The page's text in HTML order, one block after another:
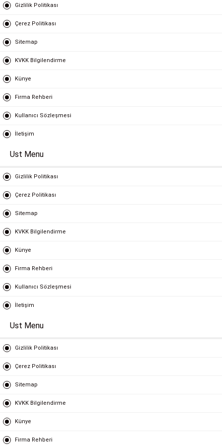
Gizlilik Politikası
Çerez Politikası
Sitemap
KVKK Bilgilendirme
Künye
Firma Rehberi
Kullanıcı Sözleşmesi
İletişim
Ust Menu
Gizlilik Politikası
Çerez Politikası
Sitemap
KVKK Bilgilendirme
Künye
Firma Rehberi
Kullanıcı Sözleşmesi
İletişim
Ust Menu
Gizlilik Politikası
Çerez Politikası
Sitemap
KVKK Bilgilendirme
Künye
Firma Rehberi